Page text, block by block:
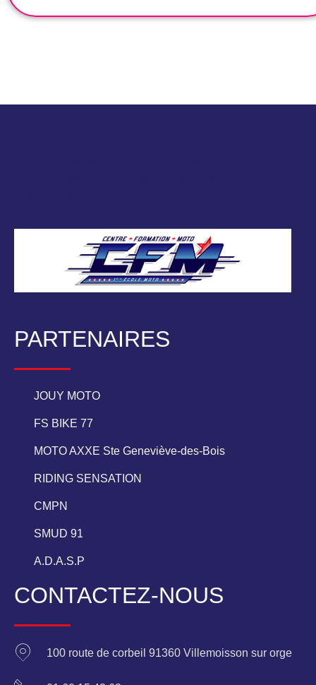
PARTENAIRES
JOUY MOTO
FS BIKE 77
MOTO AXXE Ste Geneviève-des-Bois
RIDING SENSATION
CMPN
SMUD 91
A.D.A.S.P
CONTACTEZ-NOUS
100 route de corbeil 91360 Villemoisson sur orge